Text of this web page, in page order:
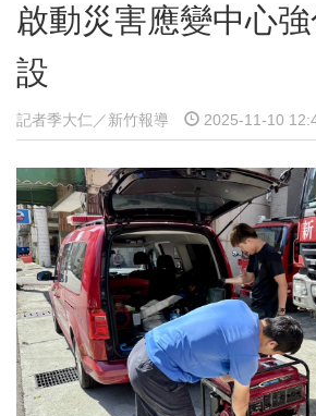
啟動災害應變中心
設
記者季大仁／新竹報導 2025-11-10